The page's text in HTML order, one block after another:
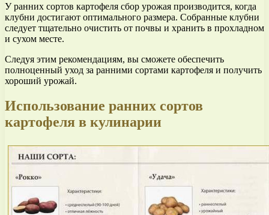
У ранних сортов картофеля сбор урожая производится, когда
клубни достигают оптимального размера. Собранные клубни
следует тщательно очистить от почвы и хранить в прохладном
и сухом месте.
Следуя этим рекомендациям, вы сможете обеспечить
полноценный уход за ранними сортами картофеля и получить
хороший урожай.
Использование ранних сортов
картофеля в кулинарии